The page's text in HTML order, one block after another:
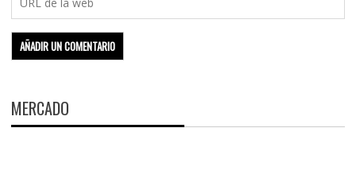
MERCADO